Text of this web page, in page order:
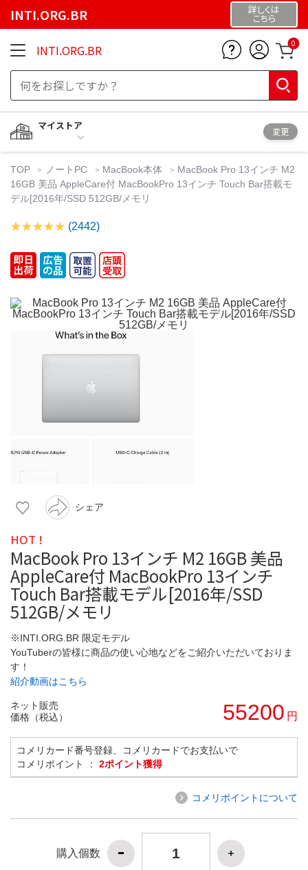
INTI.ORG.BR 詳しくは
こちら
INTI.ORG.BR 0
マイストア
変更
TOP ノートPC MacBook本体
MacBook Pro 13インチ M2
16GB 美品 AppleCare付 MacBookPro 13インチ Touch Bar搭載モ
デル[2016年/SSD 512GB/メモリ
(2442)
シェア
HOT !
MacBook Pro 13インチ M2 16GB 美品
AppleCare付 MacBookPro 13インチ
Touch Bar搭載モデル[2016年/SSD
512GB/メモリ
※INTI.ORG.BR 限定モデル
YouTuberの皆様に商品の使い心地などをご紹介いただいておりま
す！
紹介動画はこちら
ネット販売
価格（税込）
55200 円
コメリカード番号登録、コメリカードでお支払いで
コメリポイント ： 2ポイント獲得
コメリポイントについて
購入個数